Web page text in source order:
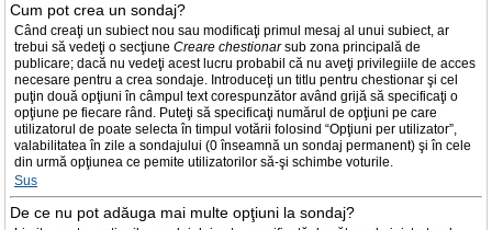
Cum pot crea un sondaj?
Când creaţi un subiect nou sau modificaţi primul mesaj al unui subiect, ar
trebui să vedeţi o secţiune Creare chestionarsub zona principală de
publicare; dacă nu vedeţi acest lucru probabil că nu aveţi privilegiile de acces
necesare pentru a crea sondaje. Introduceţi un titlu pentru chestionar şi cel
puţin două opţiuni în câmpul text corespunzător având grijă să specificaţi o
opţiune pe fiecare rând. Puteţi să specificaţi numărul de opţiuni pe care
utilizatorul de poate selecta în timpul votării folosind “Opţiuni per utilizator”,
valabilitatea în zile a sondajului (0 înseamnă un sondaj permanent) şi în cele
din urmă opţiunea ce pemite utilizatorilor să-şi schimbe voturile.
Sus
De ce nu pot adăuga mai multe opţiuni la sondaj?